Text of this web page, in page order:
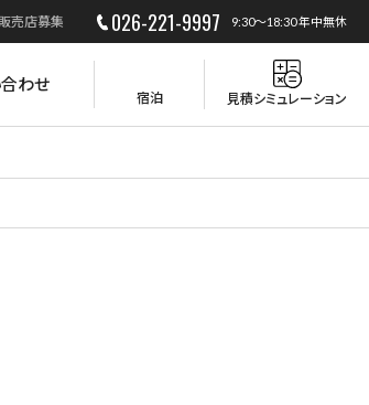
販売店募集 026-221-9997 9:30～18:30 年中無休
わせ
宿泊 見積シミュレーション